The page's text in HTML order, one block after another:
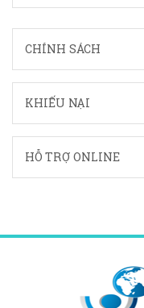
CHÍNH SÁCH
KHIẾU NẠI
HỖ TRỢ ONLINE